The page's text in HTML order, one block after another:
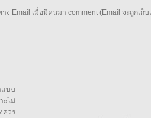
าง Email เมื่อมีคนมา comment (Email จะถูกเก็บ
บบ
ไม่
ควร